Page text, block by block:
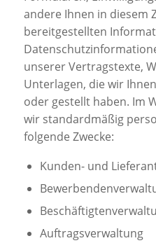
andere Ihnen in diesem
bereitgestellten
unserer Vertragstexte,
Unterlagen, die wir
oder gestellt haben. Im
wir standardmäßig
folgende Zwecke:
Kunden- und
Auftragsverwaltung